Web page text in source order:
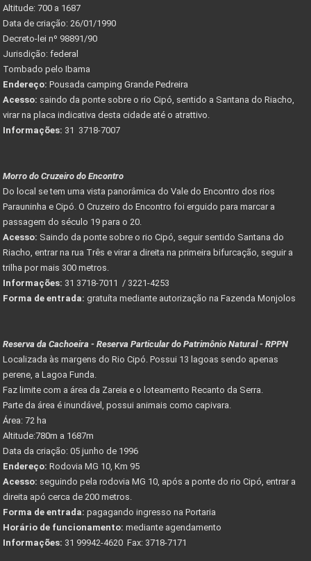
Altitude: 700 a 1687
Data de criação: 26/01/1990
Decreto-lei nº 98891/90
Jurisdição: federal
Tombado pelo Ibama
Endereço: Pousada camping Grande Pedreira
Acesso: saindo da ponte sobre o rio Cipó, sentido a Santana do Riacho,
virar na placa indicativa desta cidade até o atrattivo.
Informações: 31 3718-7007
Morro do Cruzeiro do Encontro
Do local se tem uma vista panorâmica do Vale do Encontro dos rios
Parauninha e Cipó. O Cruzeiro do Encontro foi erguido para marcar a
passagem do século 19 para o 20.
Acesso: Saindo da ponte sobre o rio Cipó, seguir sentido Santana do
Riacho, entrar na rua Três e virar a direita na primeira bifurcação, seguir a
trilha por mais 300 metros.
Informações: 31 3718-7011 / 3221-4253
Forma de entrada: gratuíta mediante autorização na Fazenda Monjolos
Reserva da Cachoeira - Reserva Particular do Patrimônio Natural - RPPN
Localizada às margens do Rio Cipó. Possui 13 lagoas sendo apenas
perene, a Lagoa Funda.
Faz limite com a área da Zareia e o loteamento Recanto da Serra.
Parte da área é inundável, possui animais como capivara.
Área: 72 ha
Altitude:780m a 1687m
Data da criação: 05 junho de 1996
Endereço: Rodovia MG 10, Km 95
Acesso: seguindo pela rodovia MG 10, após a ponte do rio Cipó, entrar a
direita apó cerca de 200 metros.
Forma de entrada: pagagando ingresso na Portaria
Horário de funcionamento: mediante agendamento
Informações: 31 99942-4620 Fax: 3718-7171